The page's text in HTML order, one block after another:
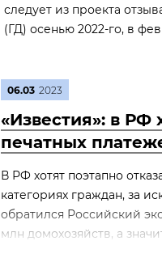
следует из проекта
(ГД) осенью 2022-го, в
06.03 2023
«Известия»: в РФ
печатных
В РФ хотят поэтапно
категориях граждан, за
обратился Российский
млн домохозяйств, а